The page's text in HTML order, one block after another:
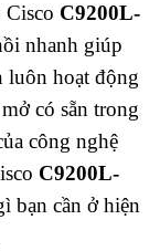
Cisco C9200L-
nhanh giúp
luôn hoạt động
có sẵn trong
công nghệ
C9200L-
bạn cần ở hiện